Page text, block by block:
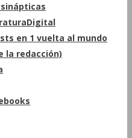
en 1 vuelta al mundo
la redacción)